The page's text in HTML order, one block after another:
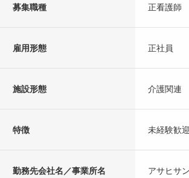
募集職種 正看護師
雇用形態 正社員
施設形態 介護関連
特徴 未経験歓迎
勤務先会社名／事業所名 アサヒサ